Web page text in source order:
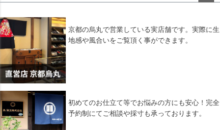
ップ
京都の烏丸で営業している実店舗です。実際に生
地感や風合いをご覧頂く事ができます。
初めてのお仕立て等でお悩みの方にも安心！完全
予約制にてご相談や採寸も承っております。